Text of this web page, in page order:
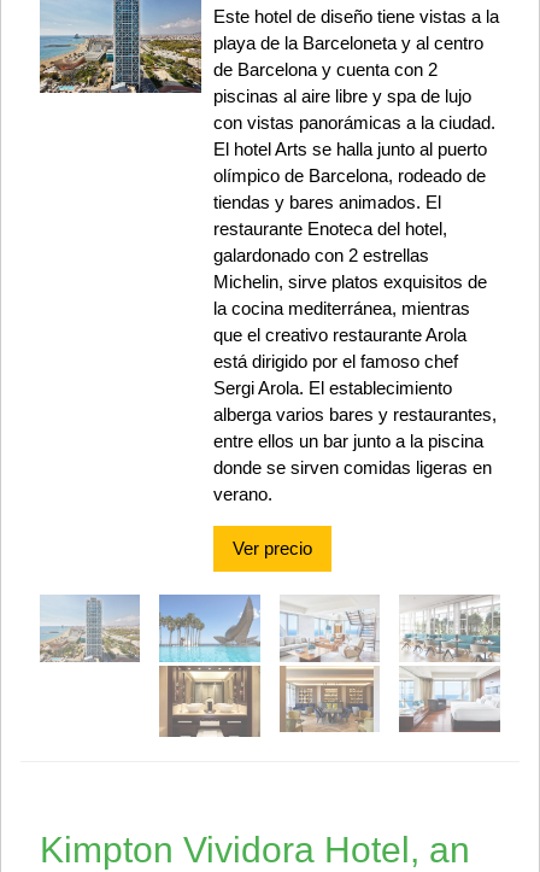
Este hotel de diseño tiene vistas a la
playa de la Barceloneta y al centro
de Barcelona y cuenta con 2
piscinas al aire libre y spa de lujo
con vistas panorámicas a la ciudad.
El hotel Arts se halla junto al puerto
olímpico de Barcelona, rodeado de
tiendas y bares animados. El
restaurante Enoteca del hotel,
galardonado con 2 estrellas
Michelin, sirve platos exquisitos de
la cocina mediterránea, mientras
que el creativo restaurante Arola
está dirigido por el famoso chef
Sergi Arola. El establecimiento
alberga varios bares y restaurantes,
entre ellos un bar junto a la piscina
donde se sirven comidas ligeras en
verano.
Ver precio
Kimpton Vividora Hotel, an